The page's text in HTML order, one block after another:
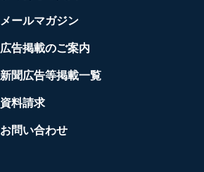
メールマガジン
広告掲載のご案内
新聞広告等掲載一覧
資料請求
お問い合わせ